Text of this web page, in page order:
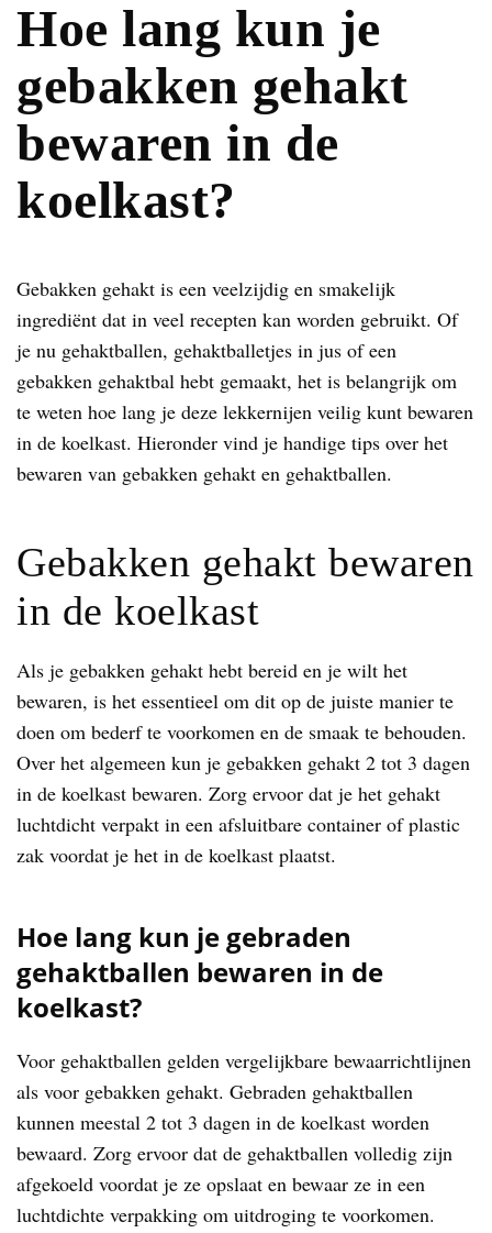
Hoe lang kun je
gebakken gehakt
bewaren in de
koelkast?
Gebakken gehakt is een veelzijdig en smakelijk
ingrediënt dat in veel recepten kan worden gebruikt. Of
je nu gehaktballen, gehaktballetjes in jus of een
gebakken gehaktbal hebt gemaakt, het is belangrijk om
te weten hoe lang je deze lekkernijen veilig kunt bewaren
in de koelkast. Hieronder vind je handige tips over het
bewaren van gebakken gehakt en gehaktballen.
Gebakken gehakt bewaren
in de koelkast
Als je gebakken gehakt hebt bereid en je wilt het
bewaren, is het essentieel om dit op de juiste manier te
doen om bederf te voorkomen en de smaak te behouden.
Over het algemeen kun je gebakken gehakt 2 tot 3 dagen
in de koelkast bewaren. Zorg ervoor dat je het gehakt
luchtdicht verpakt in een afsluitbare container of plastic
zak voordat je het in de koelkast plaatst.
Hoe lang kun je gebraden
gehaktballen bewaren in de
koelkast?
Voor gehaktballen gelden vergelijkbare bewaarrichtlijnen
als voor gebakken gehakt. Gebraden gehaktballen
kunnen meestal 2 tot 3 dagen in de koelkast worden
bewaard. Zorg ervoor dat de gehaktballen volledig zijn
afgekoeld voordat je ze opslaat en bewaar ze in een
luchtdichte verpakking om uitdroging te voorkomen.